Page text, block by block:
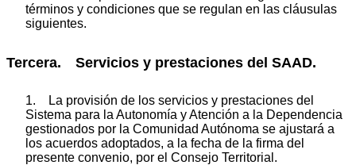
términos y condiciones que se regulan en las cláusulas
siguientes.
Tercera. Servicios y prestaciones del SAAD.
1. La provisión de los servicios y prestaciones del
Sistema para la Autonomía y Atención a la Dependencia
gestionados por la Comunidad Autónoma se ajustará a
los acuerdos adoptados, a la fecha de la firma del
presente convenio, por el Consejo Territorial.